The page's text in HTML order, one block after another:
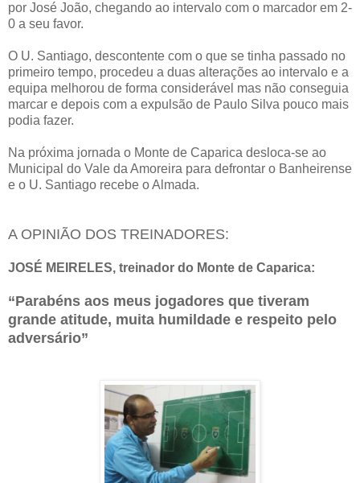
por José João, chegando ao intervalo com o marcador em 2-
0 a seu favor.
O U. Santiago, descontente com o que se tinha passado no
primeiro tempo, procedeu a duas alterações ao intervalo e a
equipa melhorou de forma considerável mas não conseguia
marcar e depois com a expulsão de Paulo Silva pouco mais
podia fazer.
Na próxima jornada o Monte de Caparica desloca-se ao
Municipal do Vale da Amoreira para defrontar o Banheirense
e o U. Santiago recebe o Almada.
A OPINIÃO DOS TREINADORES:
JOSÉ MEIRELES, treinador do Monte de Caparica:
“Parabéns aos meus jogadores que tiveram
grande atitude, muita humildade e respeito pelo
adversário”